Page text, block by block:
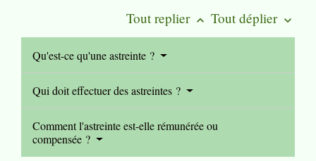
Tout replier keyboard_arrow_up Tout déplier keyboard_arrow_down
Qu'est-ce qu'une astreinte ?
Qui doit effectuer des astreintes ?
Comment l'astreinte est-elle rémunérée ou
compensée ?